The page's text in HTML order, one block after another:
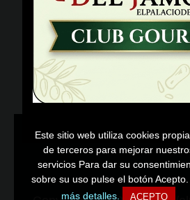
Este sitio web utiliza cookies
de terceros para mejorar
servicios Para dar su
sobre su uso pulse el botón Acepto.
más detalles.
ACEPTO
Este sitio web utiliza cookies
de terceros para mejorar
servicios Para dar su
sobre su uso pulse el botón Acepto.
más detalles.
ACEPTO